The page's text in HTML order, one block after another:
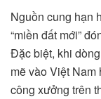
Nguồn cung hạn
“miền đất mới”
Đặc biệt, khi
mẽ vào Việt
công xưởng trên